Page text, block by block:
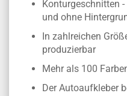
Konturgeschnitten
und ohne
In zahlreichen
produzierbar
Mehr als 100
Der Autoaufkleber